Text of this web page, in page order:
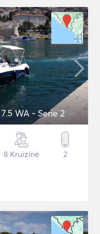
WA - Serie 2
8 Kruizinė 2